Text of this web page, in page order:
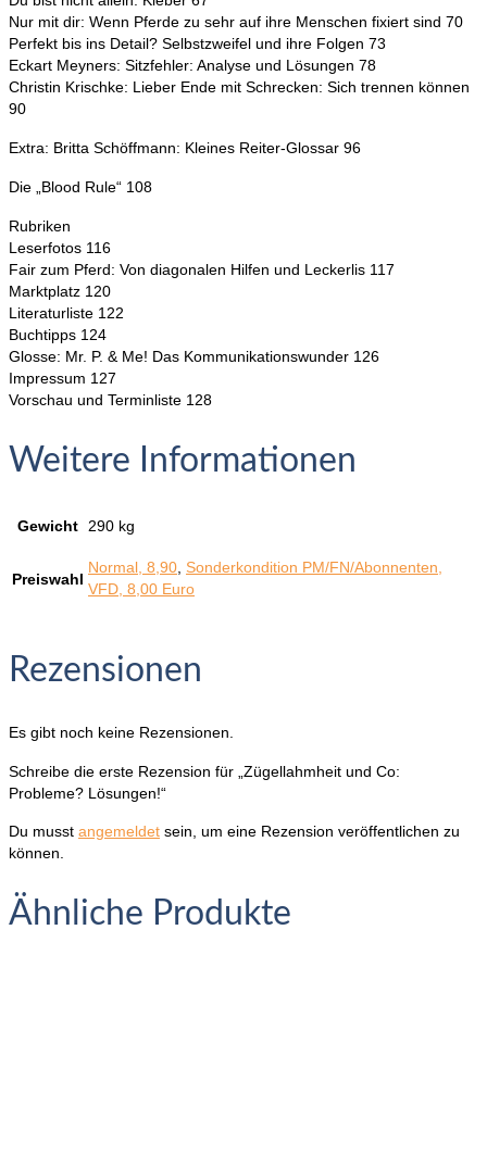
Nur mit dir: Wenn Pferde zu sehr auf ihre Menschen fixiert sind 70
Perfekt bis ins Detail? Selbstzweifel und ihre Folgen 73
Eckart Meyners: Sitzfehler: Analyse und Lösungen 78
Christin Krischke: Lieber Ende mit Schrecken: Sich trennen können
90
Extra: Britta Schöffmann: Kleines Reiter-Glossar 96
Die „Blood Rule“ 108
Rubriken
Leserfotos 116
Fair zum Pferd: Von diagonalen Hilfen und Leckerlis 117
Marktplatz 120
Literaturliste 122
Buchtipps 124
Glosse: Mr. P. & Me! Das Kommunikationswunder 126
Impressum 127
Vorschau und Terminliste 128
Weitere Informationen
Gewicht 290 kg
Preiswahl
Normal, 8,90 Sonderkondition PM/FN/Abonnenten,
VFD, 8,00 Euro
Rezensionen
Es gibt noch keine Rezensionen.
Schreibe die erste Rezension für „Zügellahmheit und Co:
Probleme? Lösungen!“
Du musst angemeldet sein, um eine Rezension veröffentlichen zu
können.
Ähnliche Produkte